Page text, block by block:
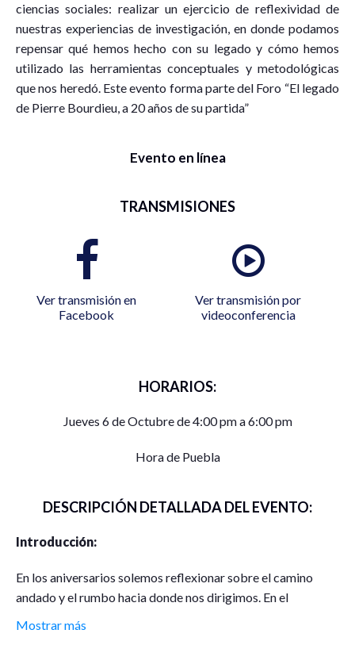
ciencias sociales: realizar un ejercicio de reflexividad de
nuestras experiencias de investigación, en donde podamos
repensar qué hemos hecho con su legado y cómo hemos
utilizado las herramientas conceptuales y metodológicas
que nos heredó. Este evento forma parte del Foro “El legado
de Pierre Bourdieu, a 20 años de su partida”
Evento en línea
TRANSMISIONES
Ver transmisión en
Facebook
Ver transmisión por
videoconferencia
HORARIOS:
Jueves 6 de Octubre de 4:00 pm a 6:00 pm
Hora de Puebla
DESCRIPCIÓN DETALLADA DEL EVENTO:
Introducción:
En los aniversarios solemos reflexionar sobre el camino
andado y el rumbo hacia donde nos dirigimos. En el
Mostrar más